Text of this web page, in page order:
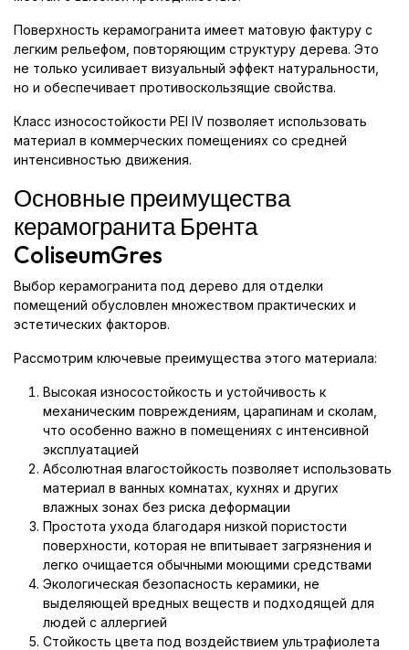
Поверхность керамогранита имеет матовую фактуру с
легким рельефом, повторяющим структуру дерева. Это
не только усиливает визуальный эффект натуральности,
но и обеспечивает противоскользящие свойства.
Класс износостойкости PEI IV позволяет использовать
материал в коммерческих помещениях со средней
интенсивностью движения.
Основные преимущества
керамогранита Брента
ColiseumGres
Выбор керамогранита под дерево для отделки
помещений обусловлен множеством практических и
эстетических факторов.
Рассмотрим ключевые преимущества этого материала:
Высокая износостойкость и устойчивость к
механическим повреждениям, царапинам и сколам,
что особенно важно в помещениях с интенсивной
эксплуатацией
Абсолютная влагостойкость позволяет использовать
материал в ванных комнатах, кухнях и других
влажных зонах без риска деформации
Простота ухода благодаря низкой пористости
поверхности, которая не впитывает загрязнения и
легко очищается обычными моющими средствами
Экологическая безопасность керамики, не
выделяющей вредных веществ и подходящей для
людей с аллергией
Стойкость цвета под воздействием ультрафиолета